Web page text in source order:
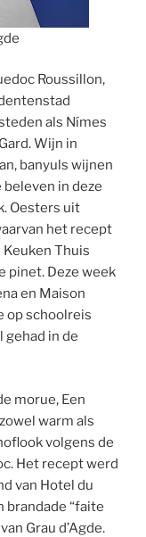
Roussillon,
als Nímes
Wijn in
banyuls wijnen
in deze
Oesters uit
het recept
Thuis
pinet. Deze week
en Maison
op schoolreis
gehad in de
morue, Een
warm als
volgens de
Het recept werd
van Hotel du
brandade “faite
Grau d’Agde.